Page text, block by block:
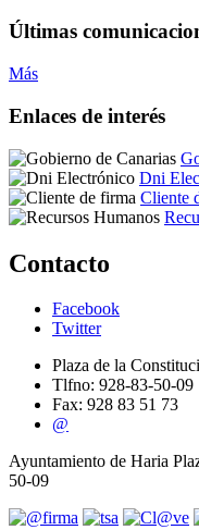
Últimas
Más
Enlaces de interés
Dni
Cliente
Contacto
Facebook
Twitter
Plaza de la
Tlfno: 928-83-50-09
Fax: 928 83 51 73
@
Ayuntamiento de Haria
50-09